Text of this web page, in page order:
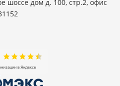
шоссе дом д. 100, стр.2, офис